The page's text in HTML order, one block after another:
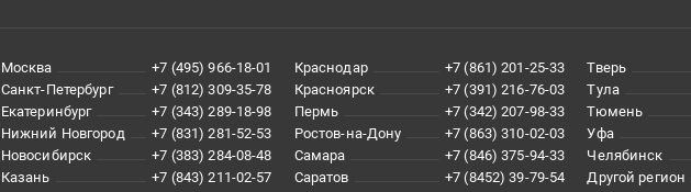
Москва
+7 (495) 966-18-01
Санкт-Петербург
+7 (812) 309-35-78
Екатеринбург
+7 (343) 289-18-98
Нижний Новгород
+7 (831) 281-52-53
Новосибирск
+7 (383) 284-08-48
Казань
+7 (843) 211-02-57
Краснодар
+7 (861) 201-25-33
Красноярск
+7 (391) 216-76-03
Пермь
+7 (342) 207-98-33
Ростов-на-Дону
+7 (863) 310-02-03
Самара
+7 (846) 375-94-33
Саратов
+7 (8452) 39-79-54
Тверь
Тула
Тюмень
Уфа
Челябинск
Другой регион